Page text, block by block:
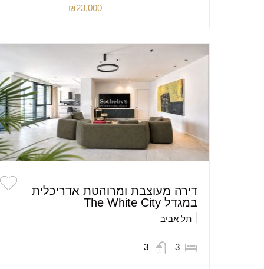
₪23,000
דירה מעוצבת ומרוהטת אדריכלית
במגדל The White City
תל אביב
3
3